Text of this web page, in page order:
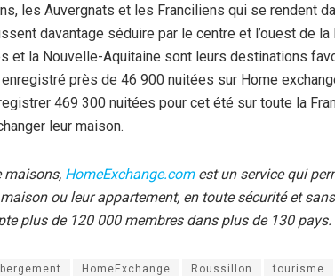
les Auvergnats et les Franciliens qui se rendent
davantage séduire par le centre et l’ouest de la
et la Nouvelle-Aquitaine sont leurs destinations
enregistré près de 46 900 nuitées sur Home
469 300 nuitées pour cet été sur toute la
leur maison.
maisons, HomeExchange.comest un service qui
ou leur appartement, en toute sécurité et
plus de 120 000 membres dans plus de 130 pays.
HomeExchange Roussillon tourisme